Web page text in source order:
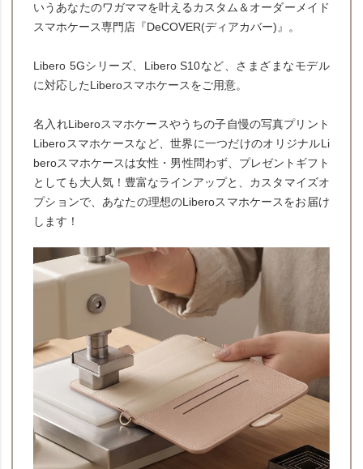
いうあなたのワガママを叶えるカスタム＆オーダーメイド
スマホケース専門店『DeCOVER(ディアカバー)』。
Libero 5Gシリーズ、Libero S10など、さまざまなモデル
に対応したLiberoスマホケースをご用意。
名入れLiberoスマホケースやうちの子自慢の写真プリント
Liberoスマホケースなど、世界に一つだけのオリジナルLi
beroスマホケースは女性・男性問わず、プレゼントギフト
としても大人気！豊富なラインアップと、カスタマイズオ
プションで、あなたの理想のLiberoスマホケースをお届け
します！